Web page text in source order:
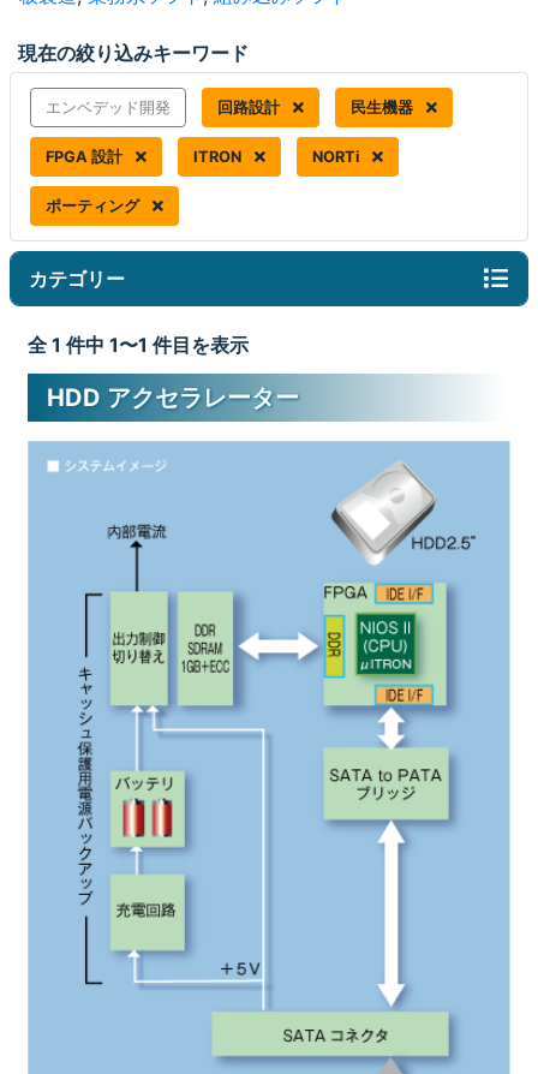
現在の絞り込みキーワード
エンベデッド開発 回路設計 民生機器
FPGA 設計 ITRON NORTi
ポーティング
カテゴリー
全 1 件中 1〜1 件目を表示
HDD アクセラレーター